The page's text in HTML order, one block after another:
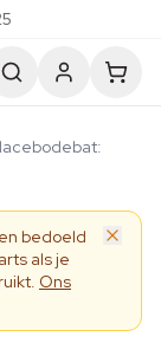
bedoeld
als je
Ons